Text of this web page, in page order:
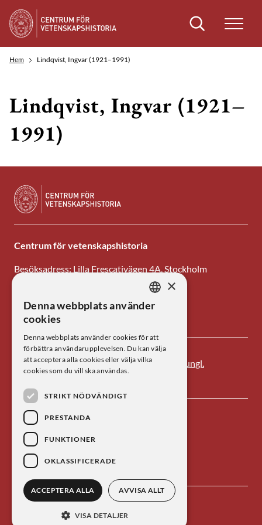
Sök
Hem Lindqvist, Ingvar (1921–1991)
Lindqvist, Ingvar (1921–
1991)
Centrum för vetenskapshistoria
Besöksadress: Lilla Frescativägen 4A, Stockholm
E-post: centrum@kva.se
Kontakta oss
Centrum för vetenskapshistoria är ett av
Kungl.
Vetenskapsakademiens forskningsinstitut.
SWEDISH
×
Denna webbplats använder
cookies
Denna webbplats använder cookies för att
förbättra användarupplevelsen. Du kan välja
att acceptera alla cookies eller välja vilka
cookies som du vill ska användas.
STRIKT NÖDVÄNDIGT
PRESTANDA
FUNKTIONER
OKLASSIFICERADE
ACCEPTERA ALLA AVVISA ALLT
VISA DETALJER